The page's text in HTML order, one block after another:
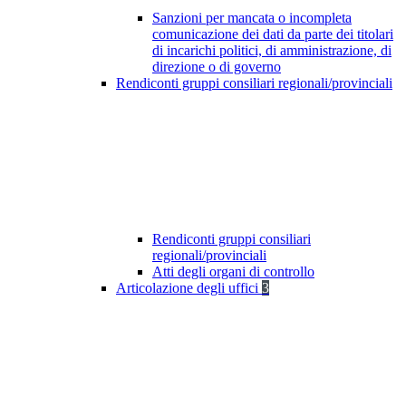
Sanzioni per mancata o incompleta
comunicazione dei dati da parte dei titolari
di incarichi politici, di amministrazione, di
direzione o di governo
Rendiconti gruppi consiliari regionali/provinciali
Rendiconti gruppi consiliari
regionali/provinciali
Atti degli organi di controllo
Articolazione degli uffici 3